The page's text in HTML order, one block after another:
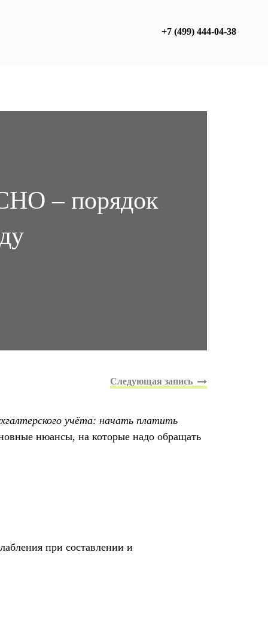
+7 (499) 444-04-38
– порядок
учёта: начать платить
нюансы, на которые надо обращать
при составлении и